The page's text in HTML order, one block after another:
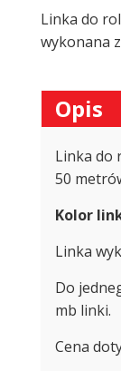
rolet
-
150
mb
Linka do
wykonana
Opis
Linka do
50
Kolor
Linka
Do
mb linki.
Cena